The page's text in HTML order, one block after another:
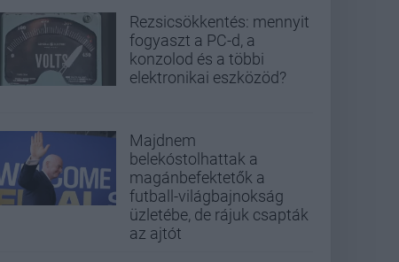
Rezsicsökkentés: mennyit
fogyaszt a PC-d, a
konzolod és a többi
elektronikai eszközöd?
Majdnem
belekóstolhattak a
magánbefektetők a
futball-világbajnokság
üzletébe, de rájuk csapták
az ajtót